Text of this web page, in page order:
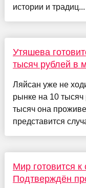
истории и традиц...
Утяшева
тысяч рублей в
Ляйсан уже не
рынке на 10
тысяч она
представится
Мир готовится
Подтверждён